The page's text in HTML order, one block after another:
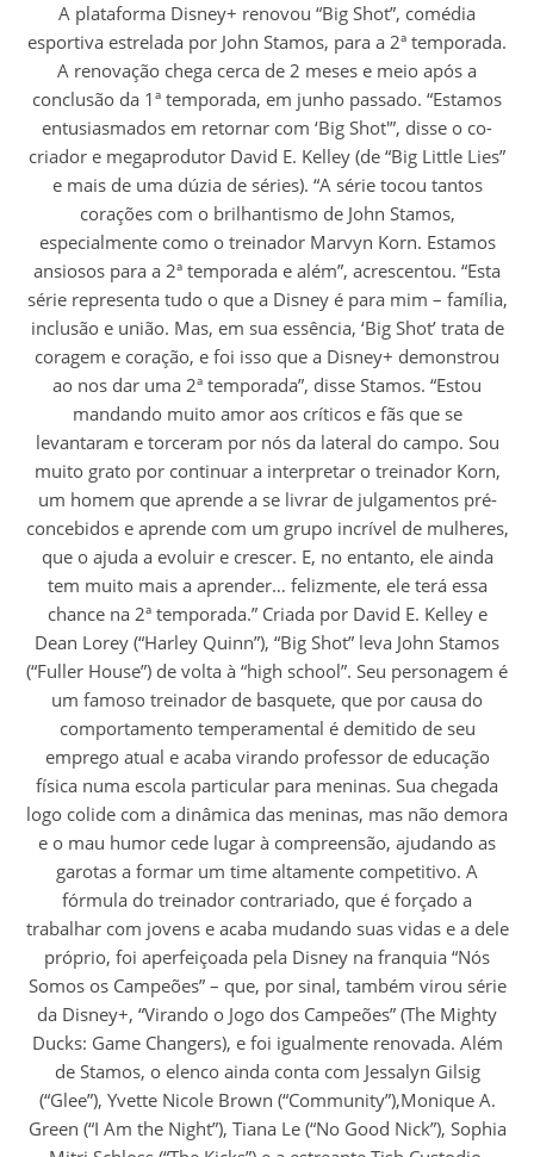
A plataforma Disney+ renovou “Big Shot”, comédia
esportiva estrelada por John Stamos, para a 2ª temporada.
A renovação chega cerca de 2 meses e meio após a
conclusão da 1ª temporada, em junho passado. “Estamos
entusiasmados em retornar com ‘Big Shot'”, disse o co-
criador e megaprodutor David E. Kelley (de “Big Little Lies”
e mais de uma dúzia de séries). “A série tocou tantos
corações com o brilhantismo de John Stamos,
especialmente como o treinador Marvyn Korn. Estamos
ansiosos para a 2ª temporada e além”, acrescentou. “Esta
série representa tudo o que a Disney é para mim – família,
inclusão e união. Mas, em sua essência, ‘Big Shot’ trata de
coragem e coração, e foi isso que a Disney+ demonstrou
ao nos dar uma 2ª temporada”, disse Stamos. “Estou
mandando muito amor aos críticos e fãs que se
levantaram e torceram por nós da lateral do campo. Sou
muito grato por continuar a interpretar o treinador Korn,
um homem que aprende a se livrar de julgamentos pré-
concebidos e aprende com um grupo incrível de mulheres,
que o ajuda a evoluir e crescer. E, no entanto, ele ainda
tem muito mais a aprender… felizmente, ele terá essa
chance na 2ª temporada.” Criada por David E. Kelley e
Dean Lorey (“Harley Quinn”), “Big Shot” leva John Stamos
(“Fuller House”) de volta à “high school”. Seu personagem é
um famoso treinador de basquete, que por causa do
comportamento temperamental é demitido de seu
emprego atual e acaba virando professor de educação
física numa escola particular para meninas. Sua chegada
logo colide com a dinâmica das meninas, mas não demora
e o mau humor cede lugar à compreensão, ajudando as
garotas a formar um time altamente competitivo. A
fórmula do treinador contrariado, que é forçado a
trabalhar com jovens e acaba mudando suas vidas e a dele
próprio, foi aperfeiçoada pela Disney na franquia “Nós
Somos os Campeões” – que, por sinal, também virou série
da Disney+, “Virando o Jogo dos Campeões” (The Mighty
Ducks: Game Changers), e foi igualmente renovada. Além
de Stamos, o elenco ainda conta com Jessalyn Gilsig
(“Glee”), Yvette Nicole Brown (“Community”),Monique A.
Green (“I Am the Night”), Tiana Le (“No Good Nick”), Sophia